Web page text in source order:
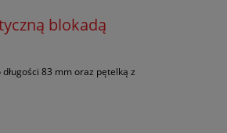
blokadą
83 mm oraz pętelką z